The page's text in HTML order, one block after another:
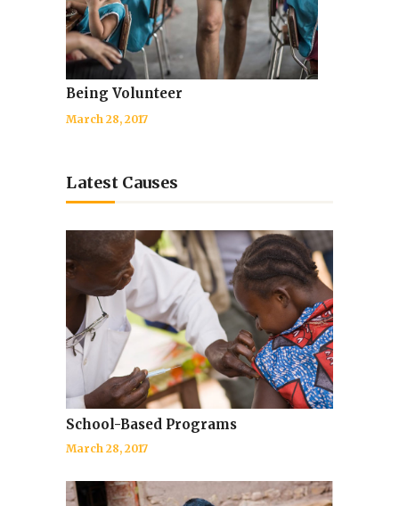
Being Volunteer
March 28, 2017
Latest Causes
School-Based Programs
March 28, 2017